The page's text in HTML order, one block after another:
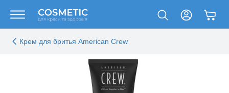
Крем для бритья American Crew